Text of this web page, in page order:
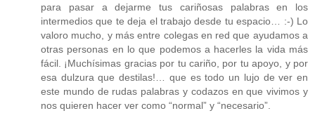
para pasar a dejarme tus cariñosas palabras en los
intermedios que te deja el trabajo desde tu espacio… :-) Lo
valoro mucho, y más entre colegas en red que ayudamos a
otras personas en lo que podemos a hacerles la vida más
fácil. ¡Muchísimas gracias por tu cariño, por tu apoyo, y por
esa dulzura que destilas!… que es todo un lujo de ver en
este mundo de rudas palabras y codazos en que vivimos y
nos quieren hacer ver como “normal” y “necesario”.